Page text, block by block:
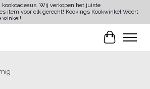
kookcadeaus. Wij verkopen het juiste
item voor elk gerecht! Kookings Kookwinkel Weert
winkel!